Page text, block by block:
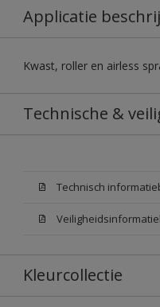
Applicatie
Kwast, roller en airless
Technische &
Technisch
Kleurcollectie